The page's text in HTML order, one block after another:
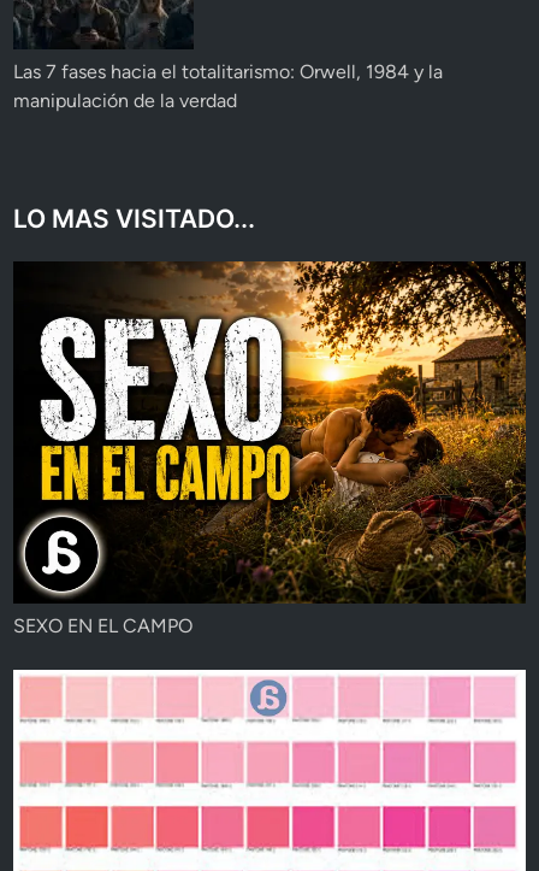
Las 7 fases hacia el totalitarismo: Orwell, 1984 y la
manipulación de la verdad
LO MAS VISITADO...
SEXO EN EL CAMPO